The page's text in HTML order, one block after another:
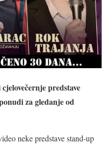
predstave
za gledanje od
neke predstave stand-up